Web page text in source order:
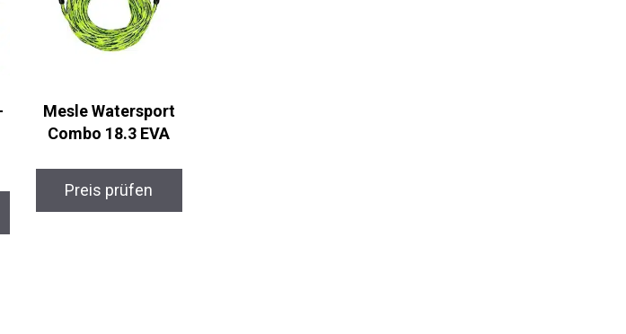
Mesle Watersport
Combo 18.3 EVA
Preis prüfen